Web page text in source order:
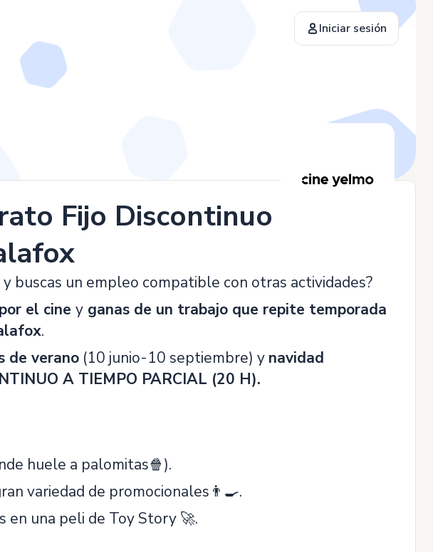
Iniciar sesión
Fijo Discontinuo Tiempo
y buscas un empleo compatible con otras actividades?
el cine y ganas de un trabajo que repite temporada
.
de verano (10 junio-10 septiembre) y navidad
A TIEMPO PARCIAL (20 H).
huele a palomitas🍿).
variedad de promocionales👨‍🍳.
en una peli de Toy Story 🚀.